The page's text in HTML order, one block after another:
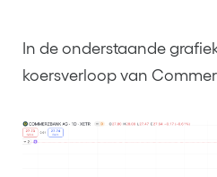
In de onderstaande
koersverloop van